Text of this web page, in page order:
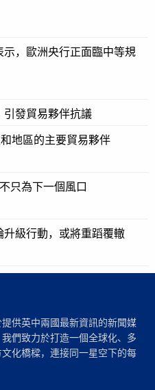
，歐洲央行正面臨中等規
引發貿易夥伴抗議
地區的主要貿易夥伴
只為下一個風口
級行動，或將重蹈覆轍
供英中兩國最新資訊的新聞媒
們致力於打造一個全球化、多
化橋樑，連接同一星空下的每